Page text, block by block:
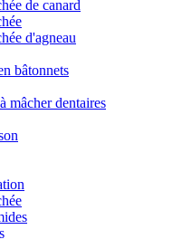
de canard
d'agneau
bâtonnets
mâcher dentaires